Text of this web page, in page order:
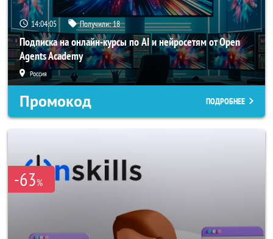
14:04:04 Получили:18
Подписка на онлайн-курсы по AI и нейросетям от Open
Agents Academy
Россия
Промокод ПОДРОБНЕЕ
-63%